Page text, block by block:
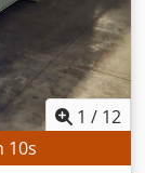
negociable,
a
inglés. /
/ Nous
1 / 12
8s